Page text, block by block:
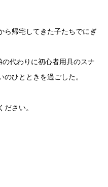
ら帰宅してきた子たちでにぎ
代わりに初心者用具のスナ
ひとときを過ごした。
ださい。